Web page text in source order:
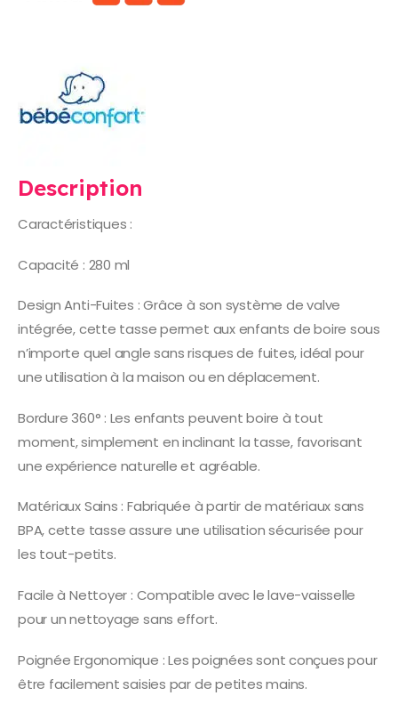
Description
Caractéristiques :
Capacité : 280 ml
Design Anti-Fuites : Grâce à son système de valve
intégrée, cette tasse permet aux enfants de boire sous
n’importe quel angle sans risques de fuites, idéal pour
une utilisation à la maison ou en déplacement.
Bordure 360° : Les enfants peuvent boire à tout
moment, simplement en inclinant la tasse, favorisant
une expérience naturelle et agréable.
Matériaux Sains : Fabriquée à partir de matériaux sans
BPA, cette tasse assure une utilisation sécurisée pour
les tout-petits.
Facile à Nettoyer : Compatible avec le lave-vaisselle
pour un nettoyage sans effort.
Poignée Ergonomique : Les poignées sont conçues pour
être facilement saisies par de petites mains.